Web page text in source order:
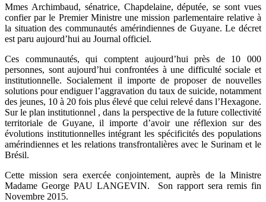
Mmes Archimbaud, sénatrice, Chapdelaine, députée, se sont vues
confier par le Premier Ministre une mission parlementaire relative à
la situation des communautés amérindiennes de Guyane. Le décret
est paru aujourd’hui au Journal officiel.
Ces communautés, qui comptent aujourd’hui près de 10 000
personnes, sont aujourd’hui confrontées à une difficulté sociale et
institutionnelle. Socialement il importe de proposer de nouvelles
solutions pour endiguer l’aggravation du taux de suicide, notamment
des jeunes, 10 à 20 fois plus élevé que celui relevé dans l’Hexagone.
Sur le plan institutionnel , dans la perspective de la future collectivité
territoriale de Guyane, il importe d’avoir une réflexion sur des
évolutions institutionnelles intégrant les spécificités des populations
amérindiennes et les relations transfrontalières avec le Surinam et le
Brésil.
Cette mission sera exercée conjointement, auprès de la Ministre
Madame George PAU LANGEVIN. Son rapport sera remis fin
Novembre 2015.